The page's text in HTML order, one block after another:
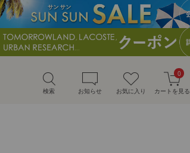
検索 お知らせ お気に入り カートを見る
0